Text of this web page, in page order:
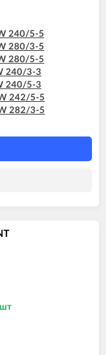
240/5-5
280/3-5
280/5-5
240/3-3
240/5-3
242/5-5
282/3-5
282/5-5
242/3-3
242/5-3